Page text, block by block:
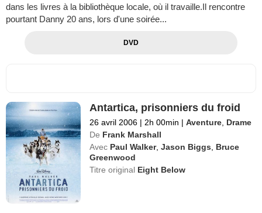
dans les livres à la bibliothèque locale, où il travaille.Il rencontre
pourtant Danny 20 ans, lors d'une soirée...
DVD
Antartica, prisonniers du froid
26 avril 2006 | 2h 00min | Aventure Drame
De Frank Marshall
Avec Paul Walker,Jason Biggs
Bruce
Greenwood
Titre original Eight Below